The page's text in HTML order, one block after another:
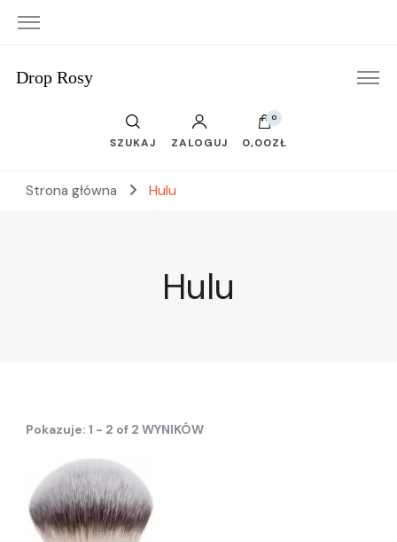
Drop Rosy
SZUKAJ ZALOGUJ
0
0,00ZŁ
Strona główna Hulu
Hulu
Pokazuje: 1 - 2 of 2 WYNIKÓW